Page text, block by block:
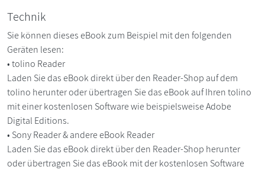
Technik
Sie können dieses eBook zum Beispiel mit den folgenden
Geräten lesen:
• tolino Reader
Laden Sie das eBook direkt über den Reader-Shop auf dem
tolino herunter oder übertragen Sie das eBook auf Ihren tolino
mit einer kostenlosen Software wie beispielsweise Adobe
Digital Editions.
• Sony Reader & andere eBook Reader
Laden Sie das eBook direkt über den Reader-Shop herunter
oder übertragen Sie das eBook mit der kostenlosen Software